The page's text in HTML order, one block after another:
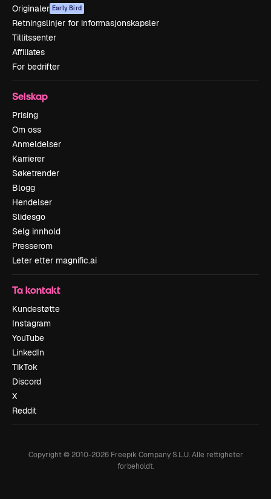
Originaler Early Bird
Retningslinjer for informasjonskapsler
Tillitssenter
Affiliates
For bedrifter
Selskap
Prising
Om oss
Anmeldelser
Karrierer
Søketrender
Blogg
Hendelser
Slidesgo
Selg innhold
Presserom
Leter etter magnific.ai
Ta kontakt
Kundestøtte
Instagram
YouTube
LinkedIn
TikTok
Discord
X
Reddit
Copyright © 2010-2026Freepik Company S.L.U. Alle rettigheter
forbeholdt.